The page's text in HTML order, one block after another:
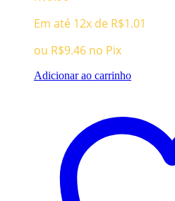
Em até 12x de R$1.01
ou R$9.46 no Pix
Adicionar ao carrinho